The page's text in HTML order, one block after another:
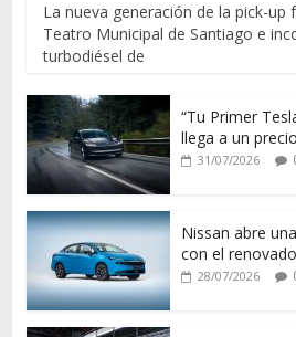
La nueva generación de la pick-up
Teatro Municipal de Santiago e
turbodiésel de
“Tu Primer
llega a un
31/07/2026
Nissan abre
con el
28/07/2026